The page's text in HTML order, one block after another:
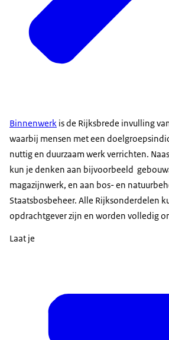
Binnenwerk is de Rijksbrede invulling
waarbij mensen met een
nuttig en duurzaam werk verrichten.
kun je denken aan bijvoorbeeld
magazijnwerk, en aan bos- en
Staatsbosbeheer. Alle Rijksonderdelen
opdrachtgever zijn en worden volledig
Laat je